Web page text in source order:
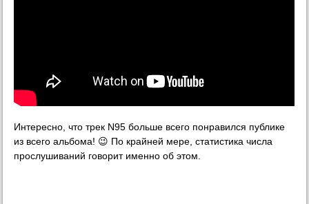
Интересно, что трек N95 больше всего понравился публике
из всего альбома! 😉 По крайней мере, статистика числа
прослушиваний говорит именно об этом.